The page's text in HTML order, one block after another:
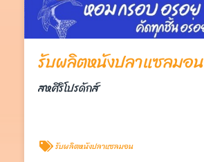
รับผลิตหนังปลาแซลมอน
สหศิริโปรดักส์
รับผลิตหนังปลาแซลมอน